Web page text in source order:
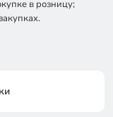
в розницу;